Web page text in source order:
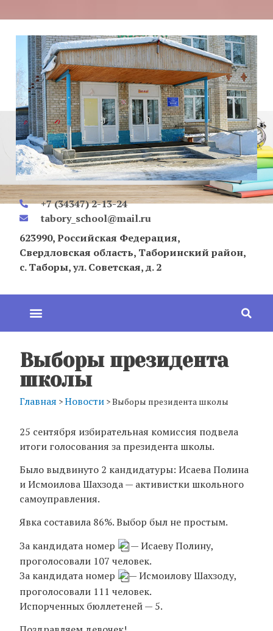
+7 (34347) 2-13-24
tabory_school@mail.ru
623990, Российская Федерация,
Свердловская область, Таборинский район,
с. Таборы, ул. Советская, д. 2
Выборы президента
школы
Главная >Новости >Выборы президента школы
25 сентября избирательная комиссия подвела
итоги голосования за президента школы.
Было выдвинуто 2 кандидатуры: Исаева Полина
и Исмоилова Шахзода — активистки школьного
самоуправления.
Явка составила 86%. Выбор был не простым.
За кандидата номер
— Исаеву Полину,
проголосовали 107 человек.
За кандидата номер
— Исмоилову Шахзоду,
проголосовали 111 человек.
Испорченных бюллетеней — 5.